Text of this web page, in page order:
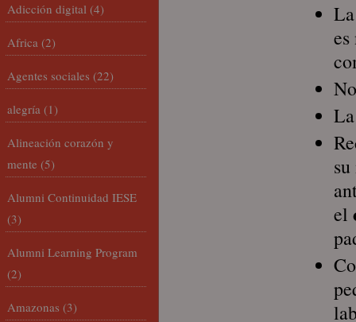
el
Adicción digital (4)
Africa (2)
Agentes sociales (22)
alegría (1)
Alineación corazón y
mente (5)
Alumni Continuidad IESE
(3)
Alumni Learning Program
(2)
Amazonas (3)